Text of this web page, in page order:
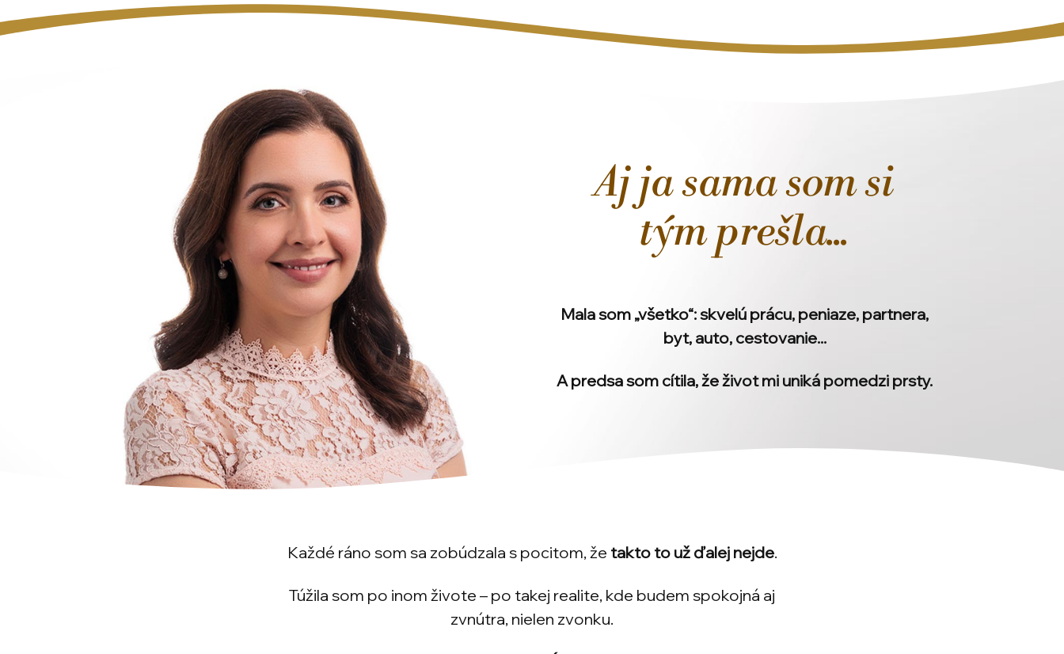
Aj ja sama som si
tým prešla...
Mala som „všetko“: skvelú prácu, peniaze, partnera,
byt, auto, cestovanie...
A predsa som cítila, že život mi uniká pomedzi prsty.
Každé ráno som sa zobúdzala s pocitom, že takto to už ďalej nejde.
Túžila som po inom živote – po takej realite, kde budem spokojná aj
zvnútra, nielen zvonku.